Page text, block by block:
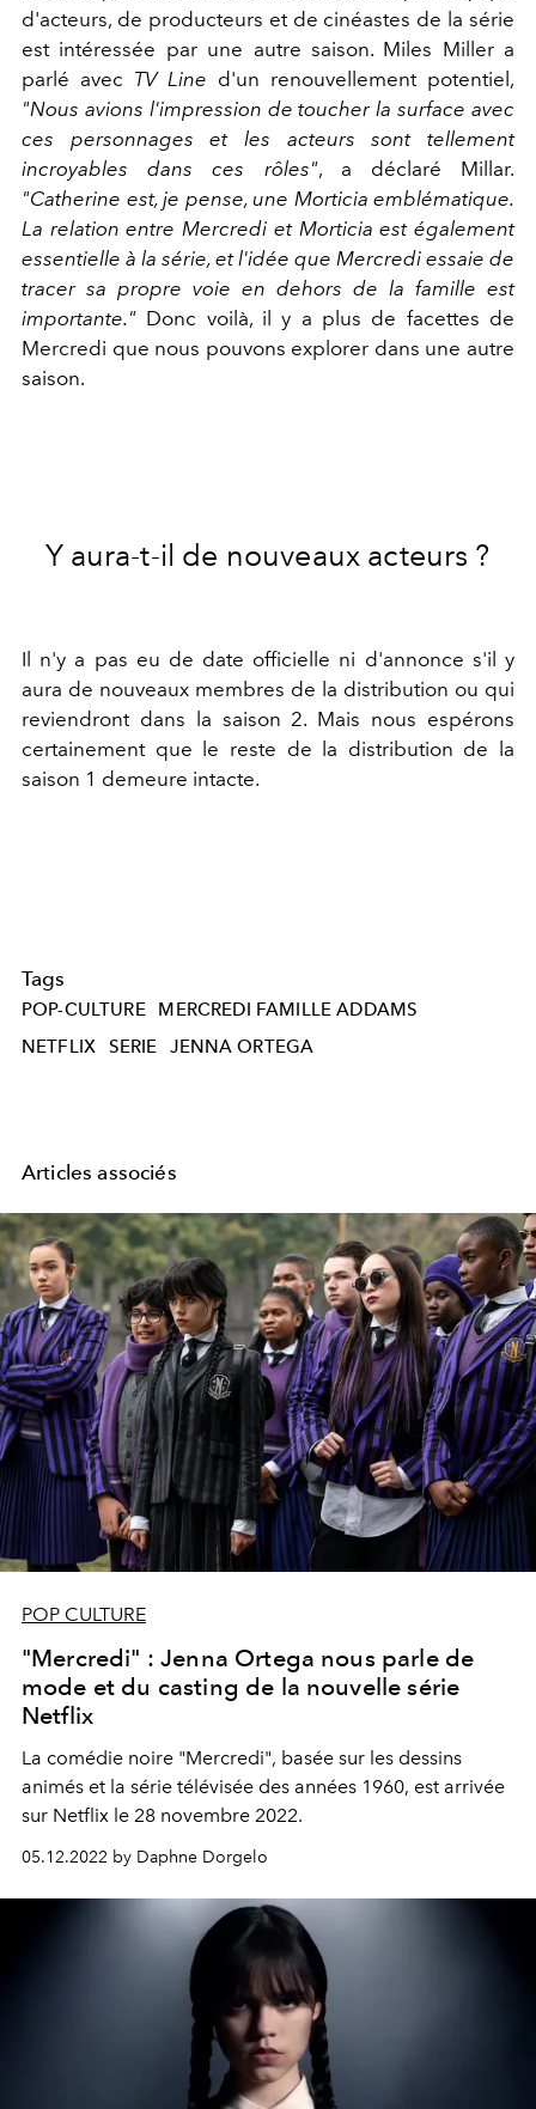
d'acteurs, de producteurs et de cinéastes de la série
est intéressée par une autre saison. Miles Miller a
parlé avec TV Line d'un renouvellement potentiel,
"Nous avions l'impression de toucher la surface avec
ces personnages et les acteurs sont tellement
incroyables dans ces rôles", a déclaré Millar.
"Catherine est, je pense, une Morticia emblématique.
La relation entre Mercredi et Morticia est également
essentielle à la série, et l'idée que Mercredi essaie de
tracer sa propre voie en dehors de la famille est
importante." Donc voilà, il y a plus de facettes de
Mercredi que nous pouvons explorer dans une autre
saison.
Y aura-t-il de nouveaux acteurs ?
Il n'y a pas eu de date officielle ni d'annonce s'il y
aura de nouveaux membres de la distribution ou qui
reviendront dans la saison 2. Mais nous espérons
certainement que le reste de la distribution de la
saison 1 demeure intacte.
Tags
POP-CULTURE
MERCREDI FAMILLE ADDAMS
NETFLIX
SERIE JENNA ORTEGA
Articles associés
POP CULTURE
"Mercredi" : Jenna Ortega nous parle de
mode et du casting de la nouvelle série
Netflix
La comédie noire "Mercredi", basée sur les dessins
animés et la série télévisée des années 1960, est arrivée
sur Netflix le 28 novembre 2022.
05.12.2022 by Daphne Dorgelo